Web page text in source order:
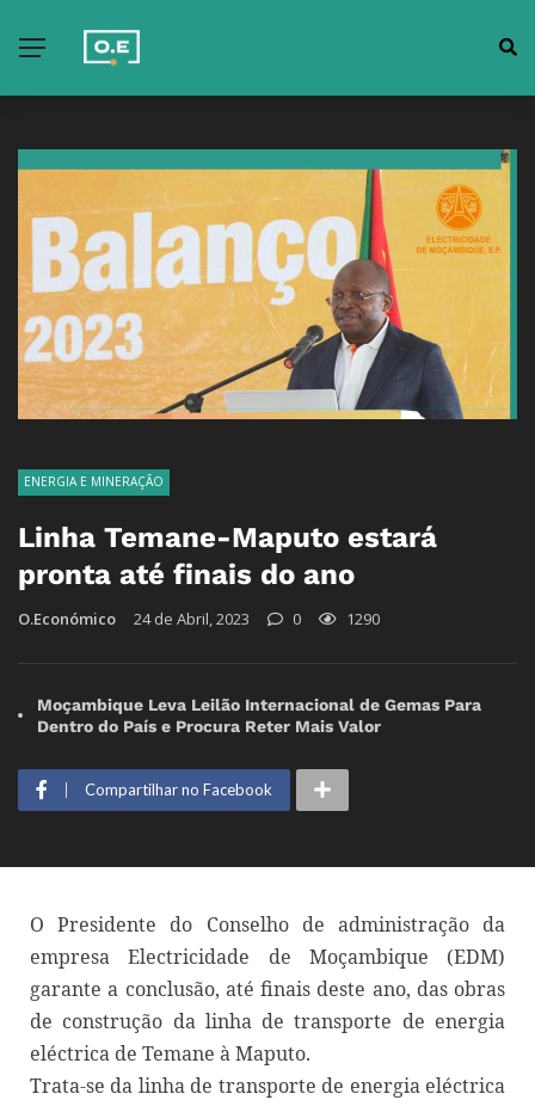
ENERGIA E MINERAÇÃO
Linha Temane-Maputo estará
pronta até finais do ano
O.Económico 24 de Abril, 2023 0 1290
Moçambique Leva Leilão Internacional de Gemas Para
Dentro do País e Procura Reter Mais Valor
Compartilhar no Facebook
O Presidente do Conselho de administração da
empresa Electricidade de Moçambique (EDM)
garante a conclusão, até finais deste ano, das obras
de construção da linha de transporte de energia
eléctrica de Temane à Maputo.
Trata-se da linha de transporte de energia eléctrica